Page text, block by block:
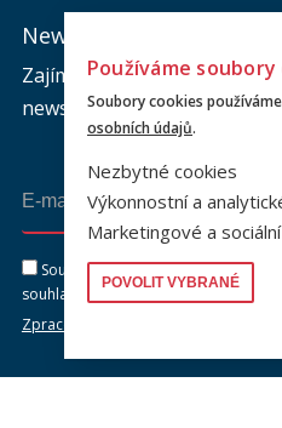
Newsletter
Zajímá vás dění na fakultě?
newsletteru a buďte s námi
Souhlasím se zasíláním
souhlasím se zpracováním osobních
Zpracování osobních údajů
Používáme soubory
Soubory cookies
osobních údajů.
Nezbytné cookies
Výkonnostní a
Marketingové a
POVOLIT VYBRANÉ